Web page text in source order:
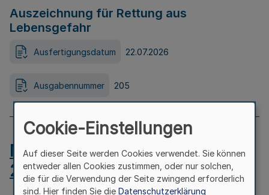
Auszeichnung für Rettung aus
Lebensgefahr
Ausfertigungsdatum 22.07.2026
Ausgabennummer 205
MB.NRW 2026 Nr. 204 vom
24.07.2026
Cookie-Einstellungen
Auf dieser Seite werden Cookies verwendet. Sie können
entweder allen Cookies zustimmen, oder nur solchen,
die für die Verwendung der Seite zwingend erforderlich
sind. Hier finden Sie die Datenschutzerklärung